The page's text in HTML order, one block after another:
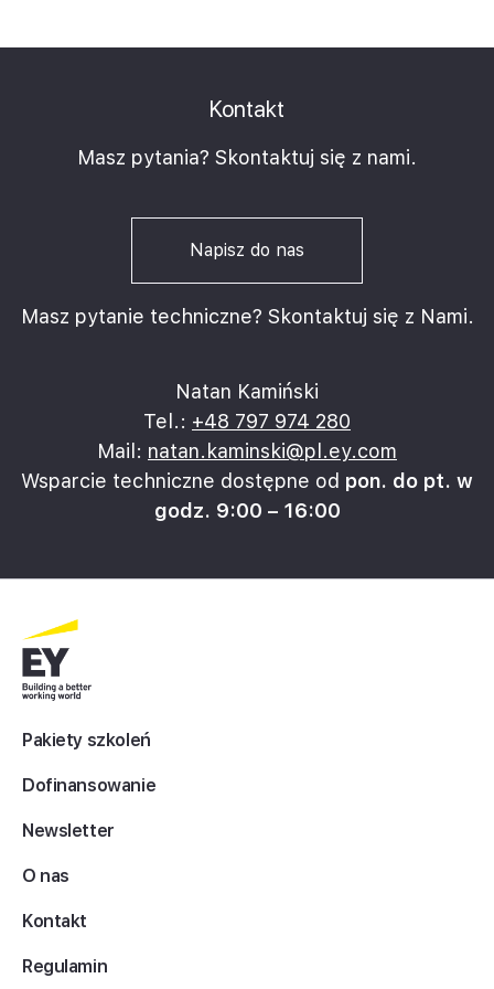
związane z transakcją. Poznasz jak doprowadzić do
w jaki sposób oraz przy wykorzystaniu jakich
na wstępnym etapie realizacji każdego projektu.
Kontakt
Masz pytania? Skontaktuj się z nami.
Napisz do nas
Masz pytanie techniczne? Skontaktuj się z Nami.
Natan Kamiński
Tel.: +48 797 974 280
Mail: natan.kaminski@pl.ey.com
Wsparcie techniczne dostępne od pon. do pt. w
godz. 9:00 – 16:00
Pakiety szkoleń
Dofinansowanie
Newsletter
O nas
Kontakt
Regulamin